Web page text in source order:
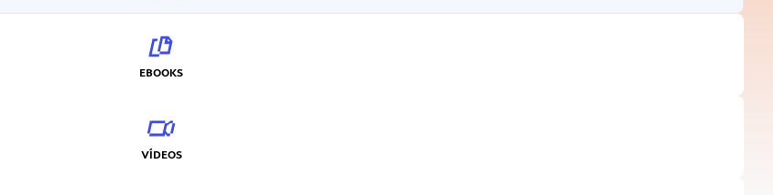
EBOOKS
VÍDEOS